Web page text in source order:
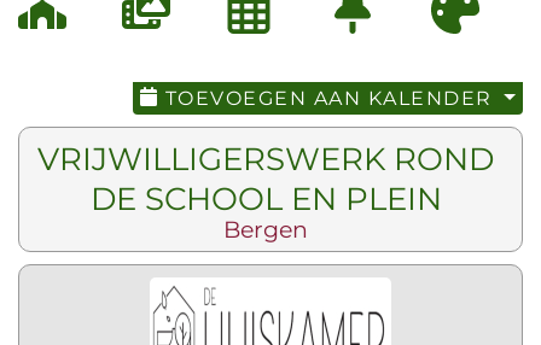
TOEVOEGEN AAN KALENDER
VRIJWILLIGERSWERK ROND
DE SCHOOL EN PLEIN
Bergen